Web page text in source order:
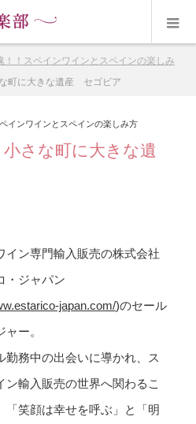
！！スペインワインとスペインの楽しみ
に大きな遺産 セゴビア
インワインとスペインの楽しみ方
な町に大きな遺
イン専門輸入販売の株式会社
・ジャパン
japan.com/)のセール
ャー。
勤務中の出会いに導かれ、ス
ン輸入販売の世界へ関わるこ
「笑顔は幸せを呼ぶ」と「明